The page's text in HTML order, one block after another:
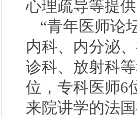
心理疏导等提供
“青年医师论
内科、内分泌
诊科、放射科
位，专科医师6
来院讲学的法